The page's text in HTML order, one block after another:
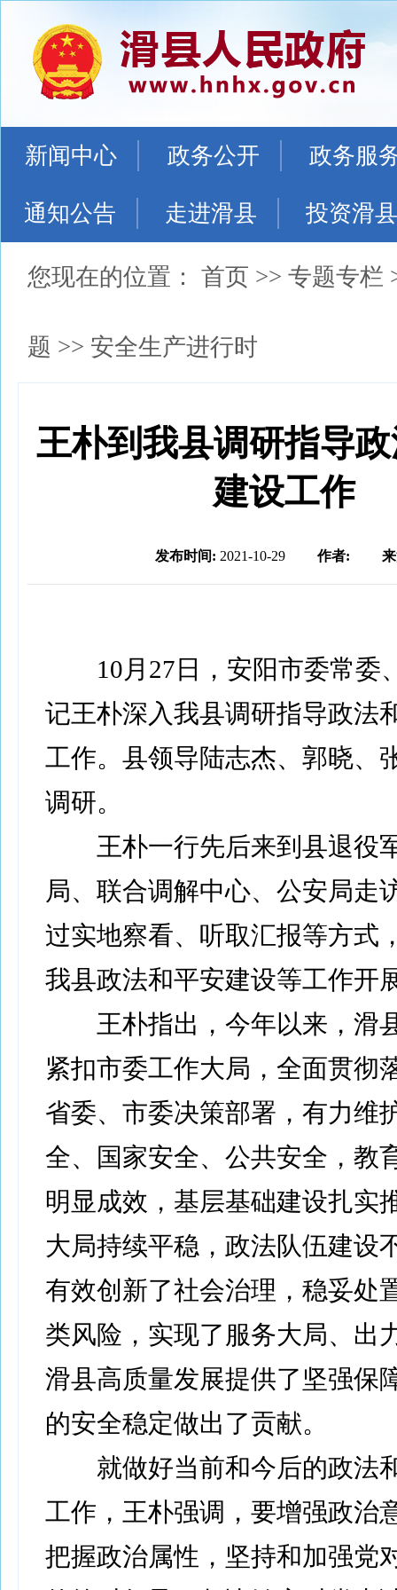
新闻中心 政务公开 政务服
通知公告 走进滑县 投资滑县
您现在的位置： 首页 >> 专题专栏
题 >> 安全生产进行时
王朴到我县调研指导
建设工作
发布时间: 2021-10-29 作者:
10月27日，安阳市委常委
记王朴深入我县调研指导政法
工作。县领导陆志杰、郭晓、
调研。
王朴一行先后来到县退役
局、联合调解中心、公安局走
过实地察看、听取汇报等方式
我县政法和平安建设等工作开
王朴指出，今年以来，滑
紧扣市委工作大局，全面贯彻
省委、市委决策部署，有力维
全、国家安全、公共安全，教
明显成效，基层基础建设扎实
大局持续平稳，政法队伍建设
有效创新了社会治理，稳妥处
类风险，实现了服务大局、出
滑县高质量发展提供了坚强保
的安全稳定做出了贡献。
就做好当前和今后的政法
工作，王朴强调，要增强政治
把握政治属性，坚持和加强党